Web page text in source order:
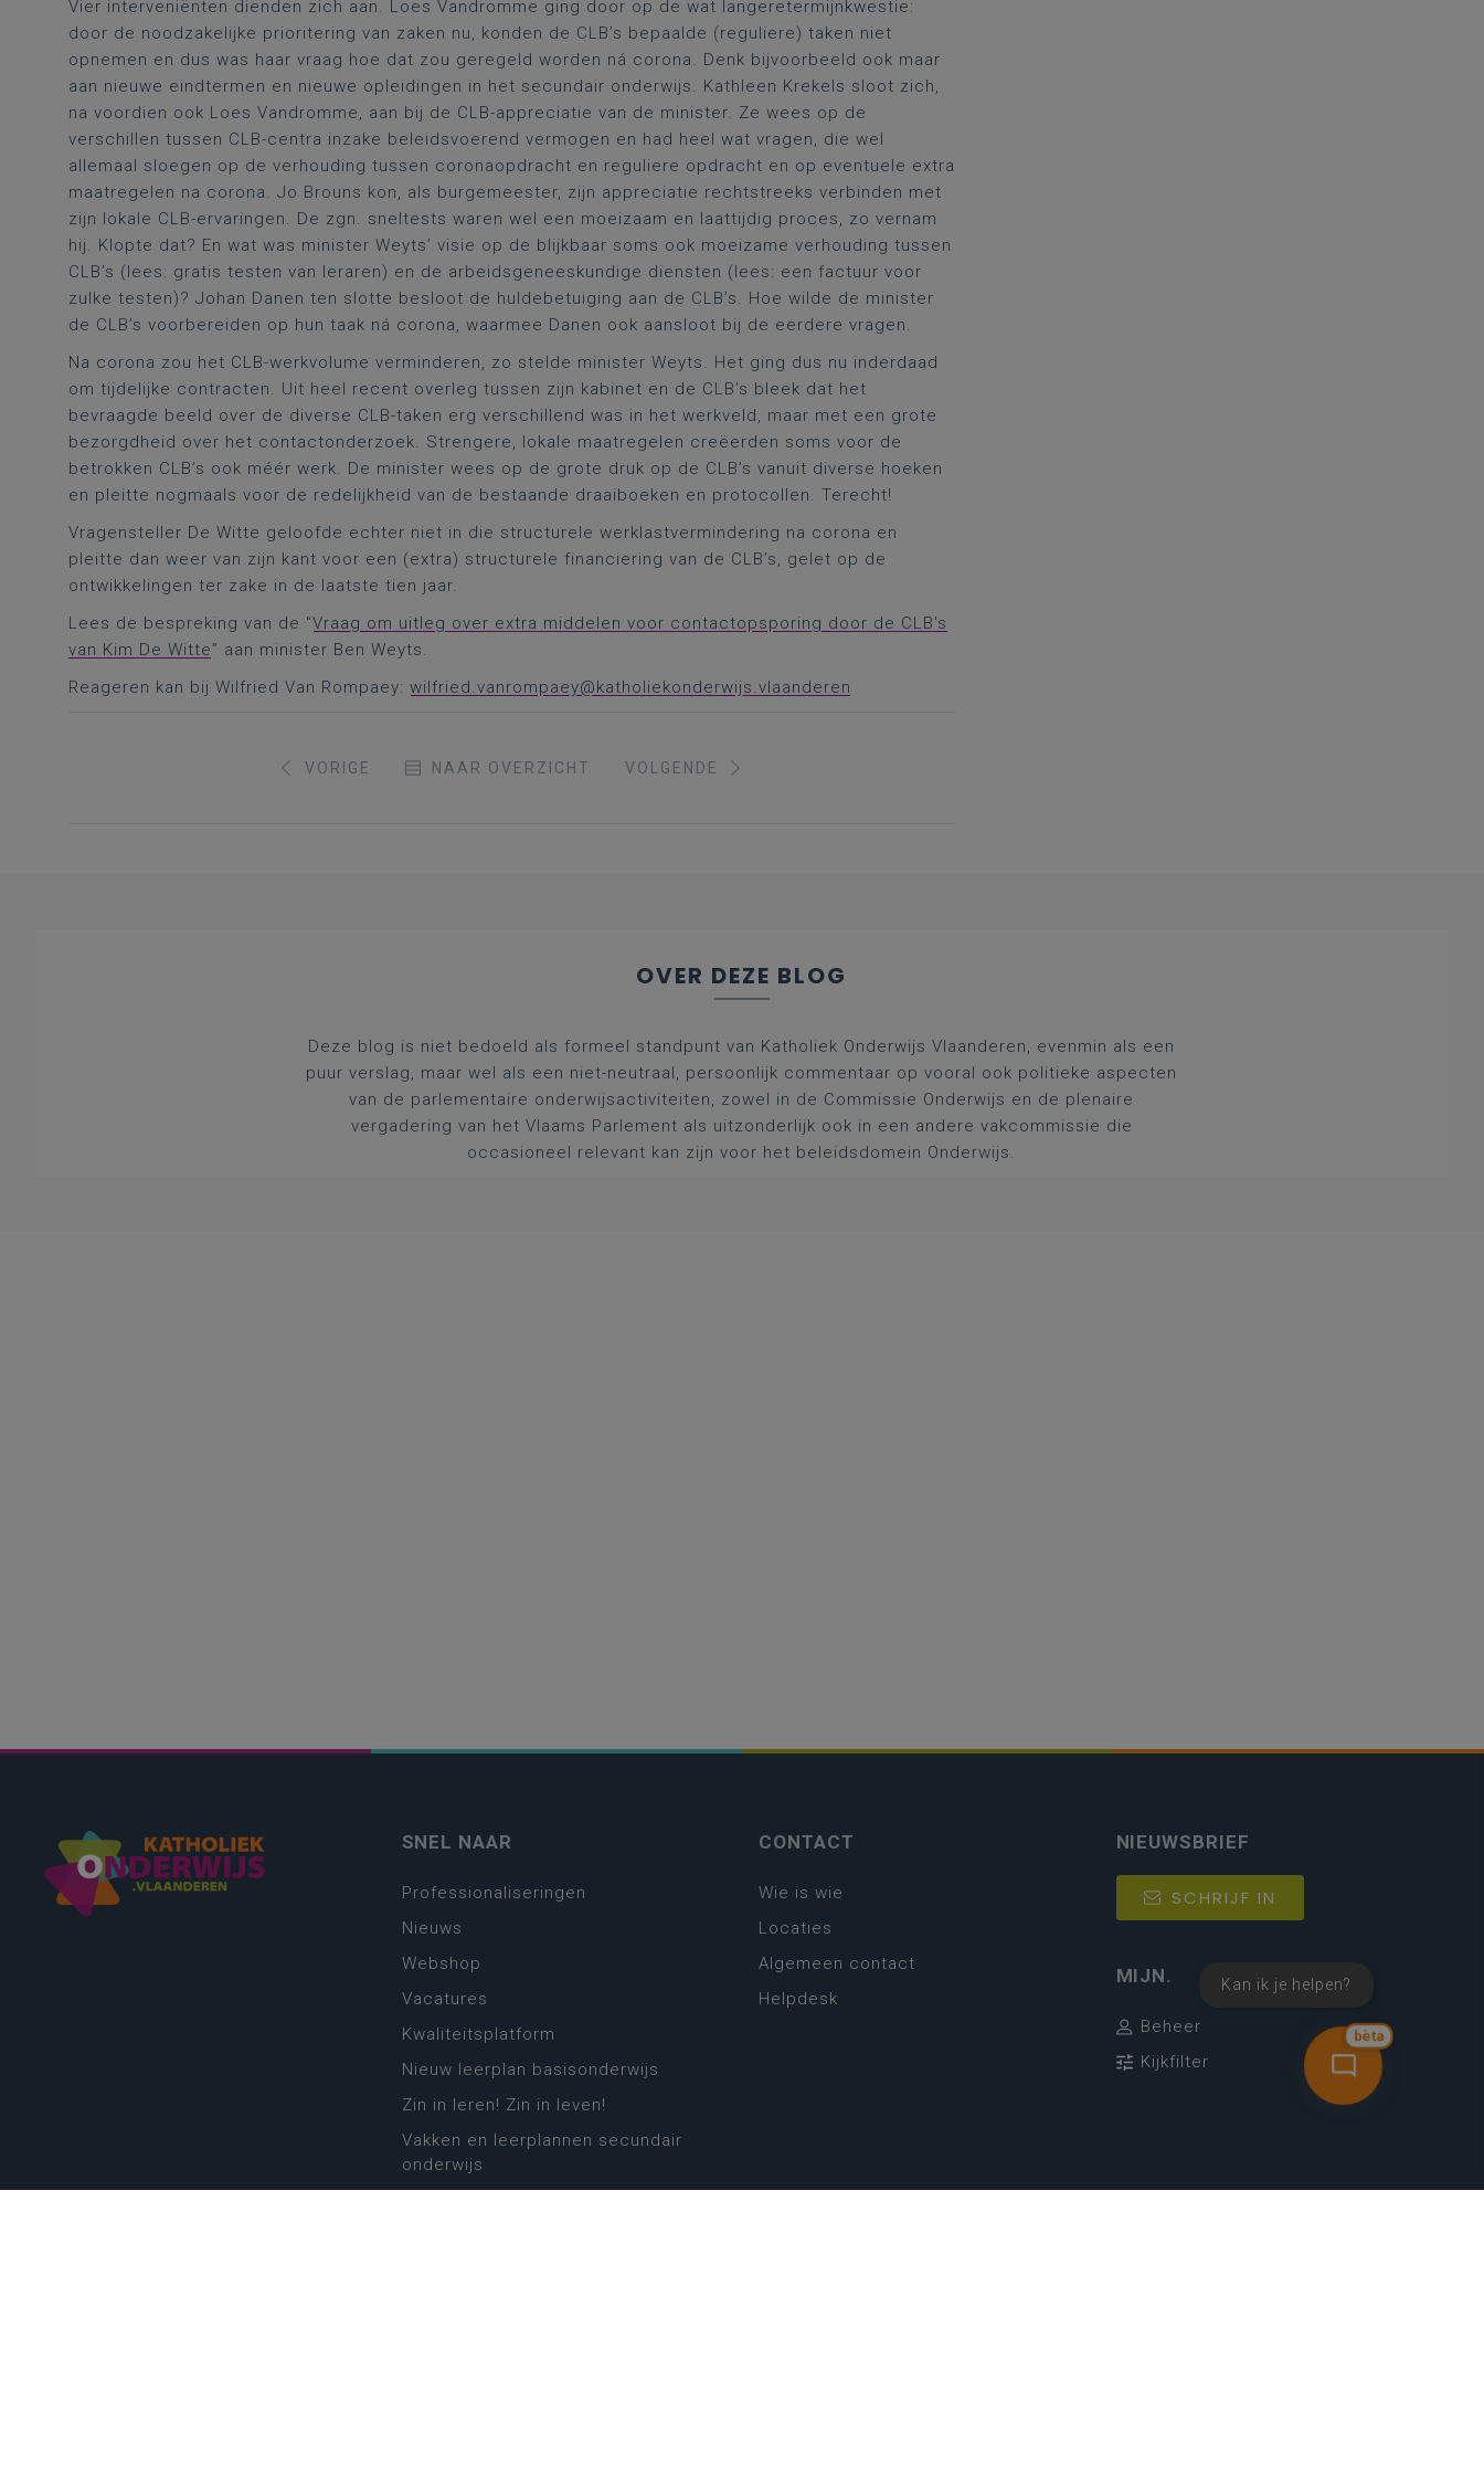
Vier interveniënten dienden zich aan. Loes Vandromme ging door op de wat langeretermijnkwestie:
door de noodzakelijke prioritering van zaken nu, konden de CLB’s bepaalde (reguliere) taken niet
opnemen en dus was haar vraag hoe dat zou geregeld worden ná corona. Denk bijvoorbeeld ook maar
aan nieuwe eindtermen en nieuwe opleidingen in het secundair onderwijs. Kathleen Krekels sloot zich,
na voordien ook Loes Vandromme, aan bij de CLB-appreciatie van de minister. Ze wees op de
verschillen tussen CLB-centra inzake beleidsvoerend vermogen en had heel wat vragen, die wel
allemaal sloegen op de verhouding tussen coronaopdracht en reguliere opdracht en op eventuele extra
maatregelen na corona. Jo Brouns kon, als burgemeester, zijn appreciatie rechtstreeks verbinden met
zijn lokale CLB-ervaringen. De zgn. sneltests waren wel een moeizaam en laattijdig proces, zo vernam
hij. Klopte dat? En wat was minister Weyts’ visie op de blijkbaar soms ook moeizame verhouding tussen
CLB’s (lees: gratis testen van leraren) en de arbeidsgeneeskundige diensten (lees: een factuur voor
zulke testen)? Johan Danen ten slotte besloot de huldebetuiging aan de CLB’s. Hoe wilde de minister
de CLB’s voorbereiden op hun taak ná corona, waarmee Danen ook aansloot bij de eerdere vragen.
Na corona zou het CLB-werkvolume verminderen, zo stelde minister Weyts. Het ging dus nu inderdaad
om tijdelijke contracten. Uit heel recent overleg tussen zijn kabinet en de CLB’s bleek dat het
bevraagde beeld over de diverse CLB-taken erg verschillend was in het werkveld, maar met een grote
bezorgdheid over het contactonderzoek. Strengere, lokale maatregelen creëerden soms voor de
betrokken CLB’s ook méér werk. De minister wees op de grote druk op de CLB’s vanuit diverse hoeken
en pleitte nogmaals voor de redelijkheid van de bestaande draaiboeken en protocollen. Terecht!
Vragensteller De Witte geloofde echter niet in die structurele werklastvermindering na corona en
pleitte dan weer van zijn kant voor een (extra) structurele financiering van de CLB’s, gelet op de
ontwikkelingen ter zake in de laatste tien jaar.
Lees de bespreking van de “Vraag om uitleg over extra middelen voor contactopsporing door de CLB's
van Kim De Witte” aan minister Ben Weyts.
Reageren kan bij Wilfried Van Rompaey: wilfried.vanrompaey@katholiekonderwijs.vlaanderen
VORIGE NAAR OVERZICHT VOLGENDE
OVER DEZE BLOG
Deze blog is niet bedoeld als formeel standpunt van Katholiek Onderwijs Vlaanderen, evenmin als een
puur verslag, maar wel als een niet-neutraal, persoonlijk commentaar op vooral ook politieke aspecten
van de parlementaire onderwijsactiviteiten, zowel in de Commissie Onderwijs en de plenaire
vergadering van het Vlaams Parlement als uitzonderlijk ook in een andere vakcommissie die
occasioneel relevant kan zijn voor het beleidsdomein Onderwijs.
bèta
Kan ik je helpen?
SNEL NAAR
Professionaliseringen
Nieuws
Webshop
Vacatures
Kwaliteitsplatform
Nieuw leerplan basisonderwijs
Zin in leren! Zin in leven!
Vakken en leerplannen secundair
onderwijs
CONTACT
Wie is wie
Locaties
Algemeen contact
Helpdesk
NIEUWSBRIEF
SCHRIJF IN
MIJN.
Beheer
Kijkfilter